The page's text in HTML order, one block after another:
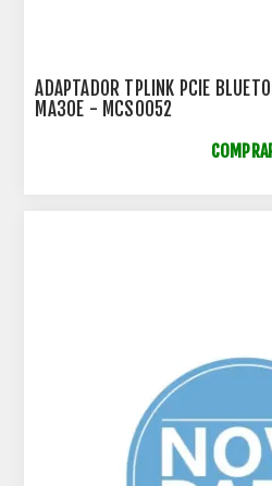
ADAPTADOR TPLINK PCIE
MA30E - MCS0052